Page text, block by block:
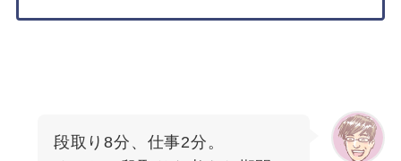
段取り8分、仕事2分。